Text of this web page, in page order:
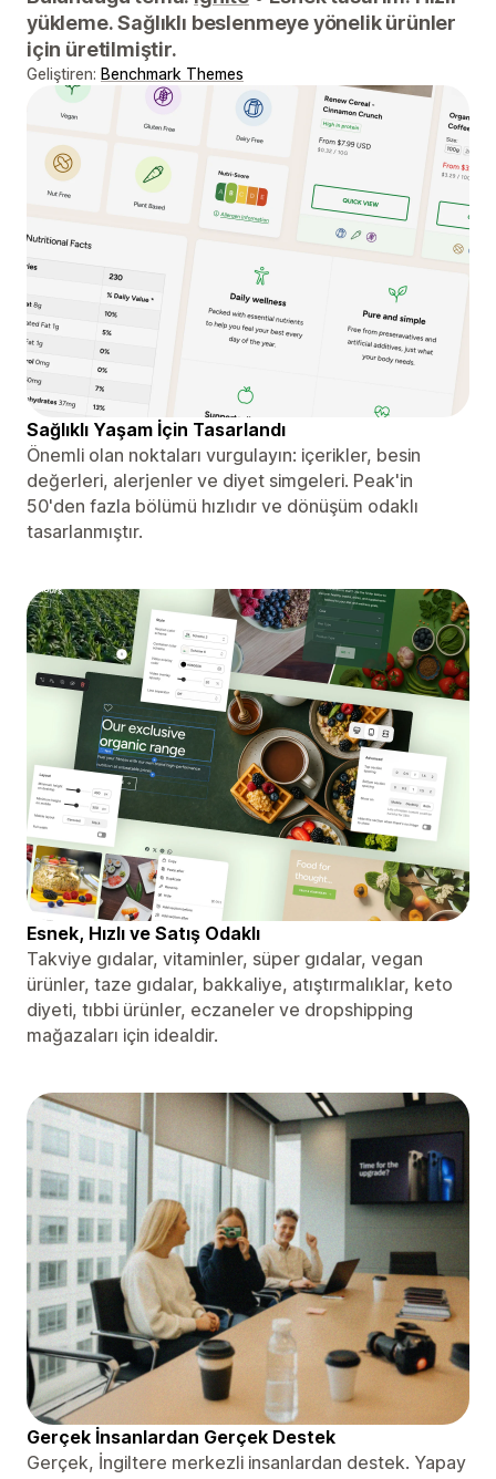
yükleme. Sağlıklı beslenmeye yönelik ürünler
için üretilmiştir.
Geliştiren: Benchmark Themes
Sağlıklı Yaşam İçin Tasarlandı
Önemli olan noktaları vurgulayın: içerikler, besin
değerleri, alerjenler ve diyet simgeleri. Peak'in
50'den fazla bölümü hızlıdır ve dönüşüm odaklı
tasarlanmıştır.
Esnek, Hızlı ve Satış Odaklı
Takviye gıdalar, vitaminler, süper gıdalar, vegan
ürünler, taze gıdalar, bakkaliye, atıştırmalıklar, keto
diyeti, tıbbi ürünler, eczaneler ve dropshipping
mağazaları için idealdir.
Gerçek İnsanlardan Gerçek Destek
Gerçek, İngiltere merkezli insanlardan destek. Yapay